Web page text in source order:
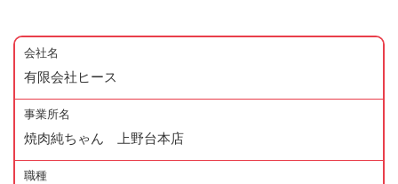
会社名
有限会社ヒース
事業所名
焼肉純ちゃん 上野台本店
職種